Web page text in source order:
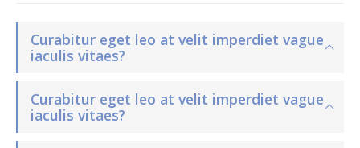
Curabitur eget leo at velit imperdiet vague
iaculis vitaes?
Curabitur eget leo at velit imperdiet vague
iaculis vitaes?